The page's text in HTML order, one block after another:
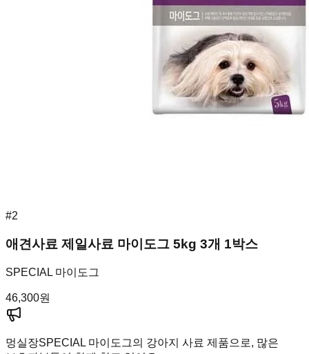
#2
애견사료 제일사료 마이도그 5kg 3개 1박스
SPECIAL 마이도그
46,300원
멍실장SPECIAL 마이도그의 강아지 사료 제품으로, 많은